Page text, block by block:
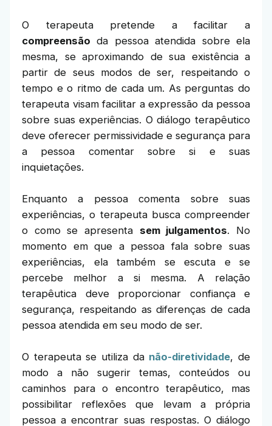
O terapeuta pretende a facilitar a
compreensão da pessoa atendida sobre ela
mesma, se aproximando de sua existência a
partir de seus modos de ser, respeitando o
tempo e o ritmo de cada um. As perguntas do
terapeuta visam facilitar a expressão da pessoa
sobre suas experiências. O diálogo terapêutico
deve oferecer permissividade e segurança para
a pessoa comentar sobre si e suas
inquietações.
Enquanto a pessoa comenta sobre suas
experiências, o terapeuta busca compreender
o como se apresenta sem julgamentos. No
momento em que a pessoa fala sobre suas
experiências, ela também se escuta e se
percebe melhor a si mesma. A relação
terapêutica deve proporcionar confiança e
segurança, respeitando as diferenças de cada
pessoa atendida em seu modo de ser.
O terapeuta se utiliza da não-diretividade, de
modo a não sugerir temas, conteúdos ou
caminhos para o encontro terapêutico, mas
possibilitar reflexões que levam a própria
pessoa a encontrar suas respostas. O diálogo